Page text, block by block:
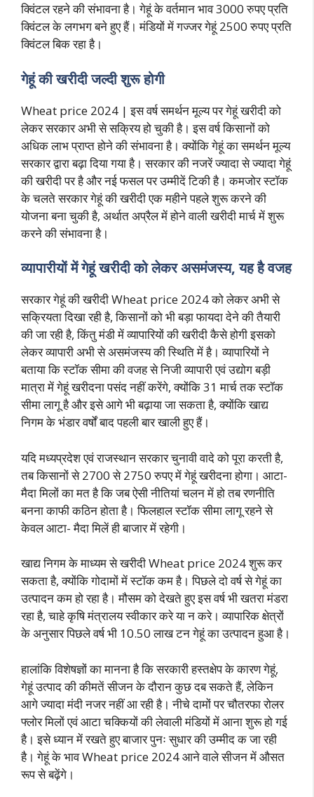
क्विंटल रहने की संभावना है। गेहूं के वर्तमान भाव 3000 रुपए प्रति
क्विंटल के लगभग बने हुए हैं। मंडियों में गज्जर गेहूं 2500 रुपए प्रति
क्विंटल बिक रहा है।
गेहूं की खरीदी जल्दी शुरू होगी
Wheat price 2024 | इस वर्ष समर्थन मूल्य पर गेहूं खरीदी को
लेकर सरकार अभी से सक्रिय हो चुकी है। इस वर्ष किसानों को
अधिक लाभ प्राप्त होने की संभावना है। क्योंकि गेहूं का समर्थन मूल्य
सरकार द्वारा बढ़ा दिया गया है। सरकार की नजरें ज्यादा से ज्यादा गेहूं
की खरीदी पर है और नई फसल पर उम्मीदें टिकी है। कमजोर स्टॉक
के चलते सरकार गेहूं की खरीदी एक महीने पहले शुरू करने की
योजना बना चुकी है, अर्थात अप्रैल में होने वाली खरीदी मार्च में शुरू
करने की संभावना है।
व्यापारीयों में गेहूं खरीदी को लेकर असमंजस्य, यह है वजह
सरकार गेहूं की खरीदी Wheat price 2024 को लेकर अभी से
सक्रियता दिखा रही है, किसानों को भी बड़ा फायदा देने की तैयारी
की जा रही है, किंतु मंडी में व्यापारियों की खरीदी कैसे होगी इसको
लेकर व्यापारी अभी से असमंजस्य की स्थिति में है। व्यापारियों ने
बताया कि स्टॉक सीमा की वजह से निजी व्यापारी एवं उद्योग बड़ी
मात्रा में गेहूं खरीदना पसंद नहीं करेंगे, क्योंकि 31 मार्च तक स्टॉक
सीमा लागू है और इसे आगे भी बढ़ाया जा सकता है, क्योंकि खाद्य
निगम के भंडार वर्षों बाद पहली बार खाली हुए हैं।
यदि मध्यप्रदेश एवं राजस्थान सरकार चुनावी वादे को पूरा करती है,
तब किसानों से 2700 से 2750 रुपए में गेहूं खरीदना होगा। आटा-
मैदा मिलों का मत है कि जब ऐसी नीतियां चलन में हो तब रणनीति
बनना काफी कठिन होता है। फिलहाल स्टॉक सीमा लागू रहने से
केवल आटा- मैदा मिलें ही बाजार में रहेगी।
खाद्य निगम के माध्यम से खरीदी Wheat price 2024 शुरू कर
सकता है, क्योंकि गोदामों में स्टॉक कम है। पिछले दो वर्ष से गेहूं का
उत्पादन कम हो रहा है। मौसम को देखते हुए इस वर्ष भी खतरा मंडरा
रहा है, चाहे कृषि मंत्रालय स्वीकार करे या न करे। व्यापारिक क्षेत्रों
के अनुसार पिछले वर्ष भी 10.50 लाख टन गेहूं का उत्पादन हुआ है।
हालांकि विशेषज्ञों का मानना है कि सरकारी हस्तक्षेप के कारण गेहूं,
गेहूं उत्पाद की कीमतें सीजन के दौरान कुछ दब सकते हैं, लेकिन
आगे ज्यादा मंदी नजर नहीं आ रही है। नीचे दामों पर चौतरफा रोलर
फ्लोर मिलों एवं आटा चक्कियों की लेवाली मंडियों में आना शुरू हो गई
है। इसे ध्यान में रखते हुए बाजार पुनः सुधार की उम्मीद क जा रही
है। गेहूं के भाव Wheat price 2024 आने वाले सीजन में औसत
रूप से बढ़ेंगे।